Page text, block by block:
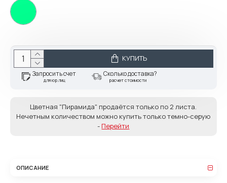
КУПИТЬ
Запросить счет
для юр.лиц
Сколько доставка?
расчет стоимости
Цветная "Пирамида" продаётся только по 2 листа.
Нечетным количеством можно купить только темно-серую
- Перейти
ОПИСАНИЕ